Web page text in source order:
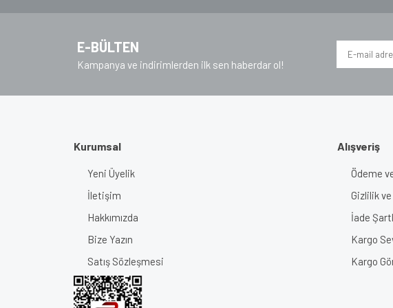
Ürün fiyatı diğer sitelerden daha pahalı.
E-BÜLTEN
Kampanya ve indirimlerden ilk sen haberdar ol!
Kurumsal
Yeni Üyelik
İletişim
Hakkımızda
Bize Yazın
Satış Sözleşmesi
Alışveriş
Ödeme
Gizlilik
İade
Kargo
Kargo